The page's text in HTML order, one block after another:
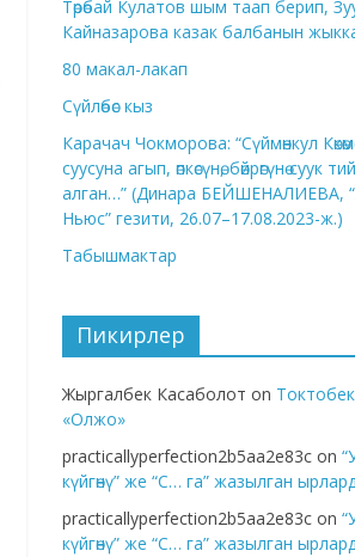
Төрөбай Кулатов шым таап берип,
Кайназарова казак балбанын
80 макал-лакап
Сүйлөбөс кыз
Карачач Чокморова: “Сүймөнкул
суусуна агып, өпкөсүнө, бөйрөгүнө суук
алган…” (Динара БЕЙШЕНАЛИЕВА,
Ньюс” гезити, 26.07–17.08.2023-ж.)
Табышмактар
Пикирлер
Жыргалбек Касаболот on Токтобек
«Олжо»
practicallyperfection2b5aa2e83c on
күйгөнү” же “С… га” жазылган
practicallyperfection2b5aa2e83c on
күйгөнү” же “С… га” жазылган